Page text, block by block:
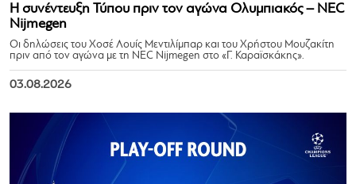
Η συνέντευξη Τύπου πριν τον αγώνα Ολυμπιακός – NEC
Nijmegen
Οι δηλώσεις του Χοσέ Λουίς Μεντιλίμπαρ και του Χρήστου Μουζακίτη
πριν από τον αγώνα με τη NEC Nijmegen στο «Γ. Καραϊσκάκης».
03.08.2026